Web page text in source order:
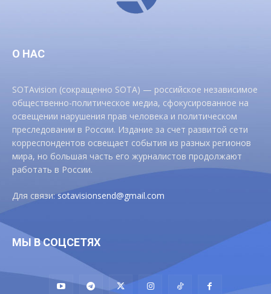
О НАС
SOTAvision (сокращенно SOTA) — российское независимое
общественно-политическое медиа, сфокусированное на
освещении нарушения прав человека и политическом
преследовании в России. Издание за счет развитой сети
корреспондентов освещает события из разных регионов
мира, но большая часть его журналистов продолжают
работать в России.
Для связи:sotavisionsend@gmail.com
МЫ В СОЦСЕТЯХ